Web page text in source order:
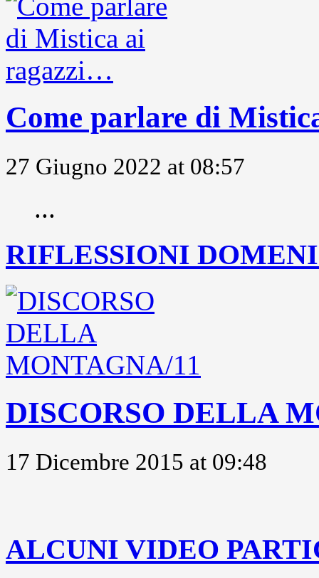
Come parlare di
27 Giugno 2022 at 08:57
...
RIFLESSIONI
DISCORSO DELLA
17 Dicembre 2015 at 09:48
ALCUNI VIDEO